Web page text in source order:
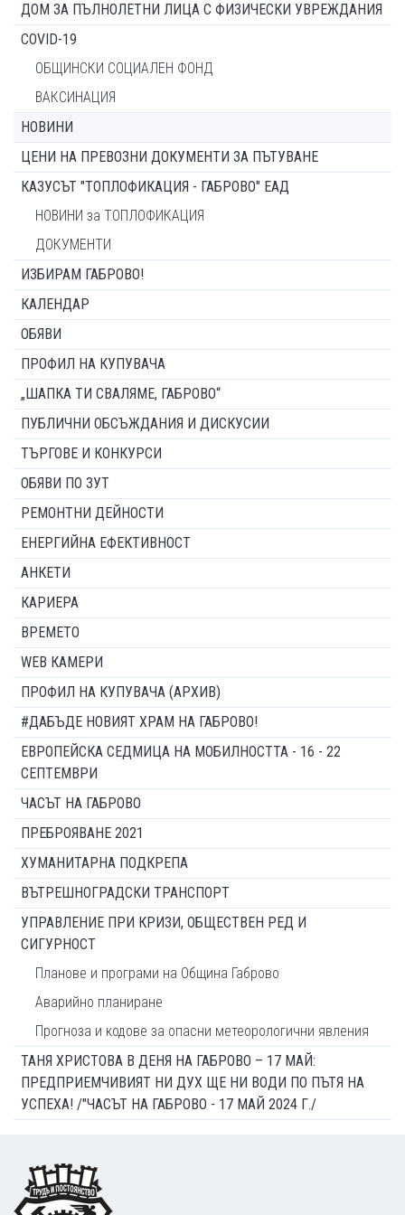
ДОМ ЗА ПЪЛНОЛЕТНИ ЛИЦА С ФИЗИЧЕСКИ УВРЕЖДАНИЯ
COVID-19
ОБЩИНСКИ СОЦИАЛЕН ФОНД
ВАКСИНАЦИЯ
НОВИНИ
ЦЕНИ НА ПРЕВОЗНИ ДОКУМЕНТИ ЗА ПЪТУВАНЕ
КАЗУСЪТ "ТОПЛОФИКАЦИЯ - ГАБРОВО" ЕАД
НОВИНИ за ТОПЛОФИКАЦИЯ
ДОКУМЕНТИ
ИЗБИРАМ ГАБРОВО!
КАЛЕНДАР
ОБЯВИ
ПРОФИЛ НА КУПУВАЧА
„ШАПКА ТИ СВАЛЯМЕ, ГАБРОВО“
ПУБЛИЧНИ ОБСЪЖДАНИЯ И ДИСКУСИИ
ТЪРГОВЕ И КОНКУРСИ
ОБЯВИ ПО ЗУТ
РЕМОНТНИ ДЕЙНОСТИ
ЕНЕРГИЙНА ЕФЕКТИВНОСТ
АНКЕТИ
КАРИЕРА
ВРЕМЕТО
WEB КАМЕРИ
ПРОФИЛ НА КУПУВАЧА (АРХИВ)
#ДАБЪДЕ НОВИЯТ ХРАМ НА ГАБРОВО!
ЕВРОПЕЙСКА СЕДМИЦА НА МОБИЛНОСТТА - 16 - 22
СЕПТЕМВРИ
ЧАСЪТ НА ГАБРОВО
ПРЕБРОЯВАНЕ 2021
ХУМАНИТАРНА ПОДКРЕПА
ВЪТРЕШНОГРАДСКИ ТРАНСПОРТ
УПРАВЛЕНИЕ ПРИ КРИЗИ, ОБЩЕСТВЕН РЕД И
СИГУРНОСТ
Планове и програми на Община Габрово
Аварийно планиране
Прогноза и кодове за опасни метеорологични явления
ТАНЯ ХРИСТОВА В ДЕНЯ НА ГАБРОВО – 17 МАЙ:
ПРЕДПРИЕМЧИВИЯТ НИ ДУХ ЩЕ НИ ВОДИ ПО ПЪТЯ НА
УСПЕХА! /"ЧАСЪТ НА ГАБРОВО - 17 МАЙ 2024 Г./
Footer